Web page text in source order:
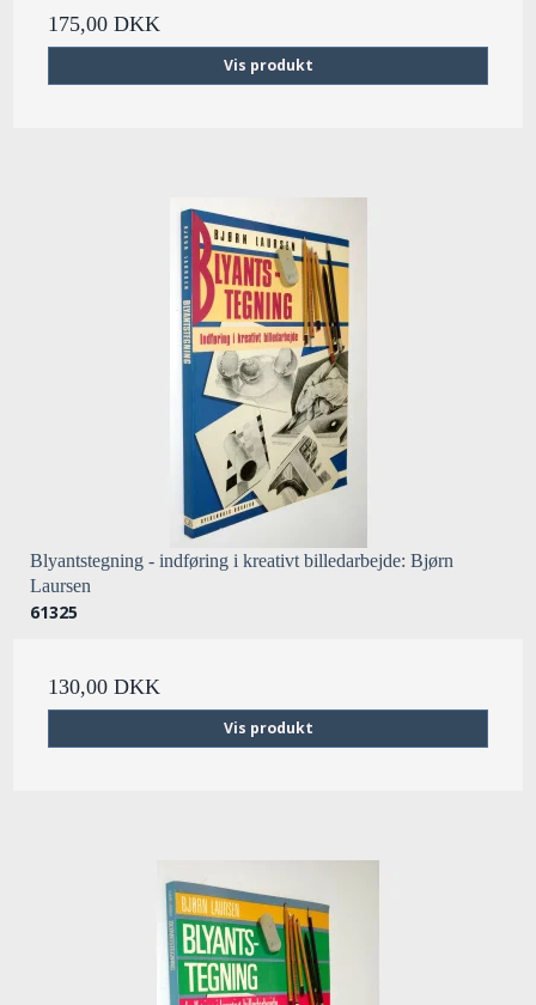
175,00 DKK
Vis produkt
Blyantstegning - indføring i kreativt billedarbejde: Bjørn
Laursen
61325
130,00 DKK
Vis produkt